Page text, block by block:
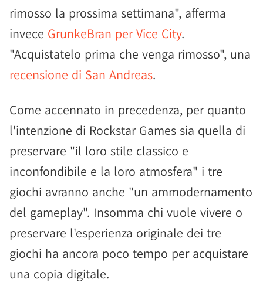
rimosso la prossima settimana", afferma
invece GrunkeBran per Vice City.
"Acquistatelo prima che venga rimosso", una
recensione di San Andreas.
Come accennato in precedenza, per quanto
l'intenzione di Rockstar Games sia quella di
preservare "il loro stile classico e
inconfondibile e la loro atmosfera" i tre
giochi avranno anche "un ammodernamento
del gameplay". Insomma chi vuole vivere o
preservare l'esperienza originale dei tre
giochi ha ancora poco tempo per acquistare
una copia digitale.